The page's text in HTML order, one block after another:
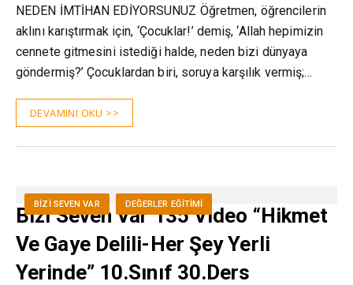
NEDEN İMTİHAN EDİYORSUNUZ Öğretmen, öğrencilerin
aklını karıştırmak için, ‘Çocuklar!’ demiş, ‘Allah hepimizin
cennete gitmesini istediği halde, neden bizi dünyaya
göndermiş?’ Çocuklardan biri, soruya karşılık vermiş;…
DEVAMINI OKU >>
BIZI SEVEN VAR DEĞERLER EĞITIMI
Bizi Seven Var 135 Video “Hikmet
Ve Gaye Delili-Her Şey Yerli
Yerinde” 10.Sınıf 30.Ders